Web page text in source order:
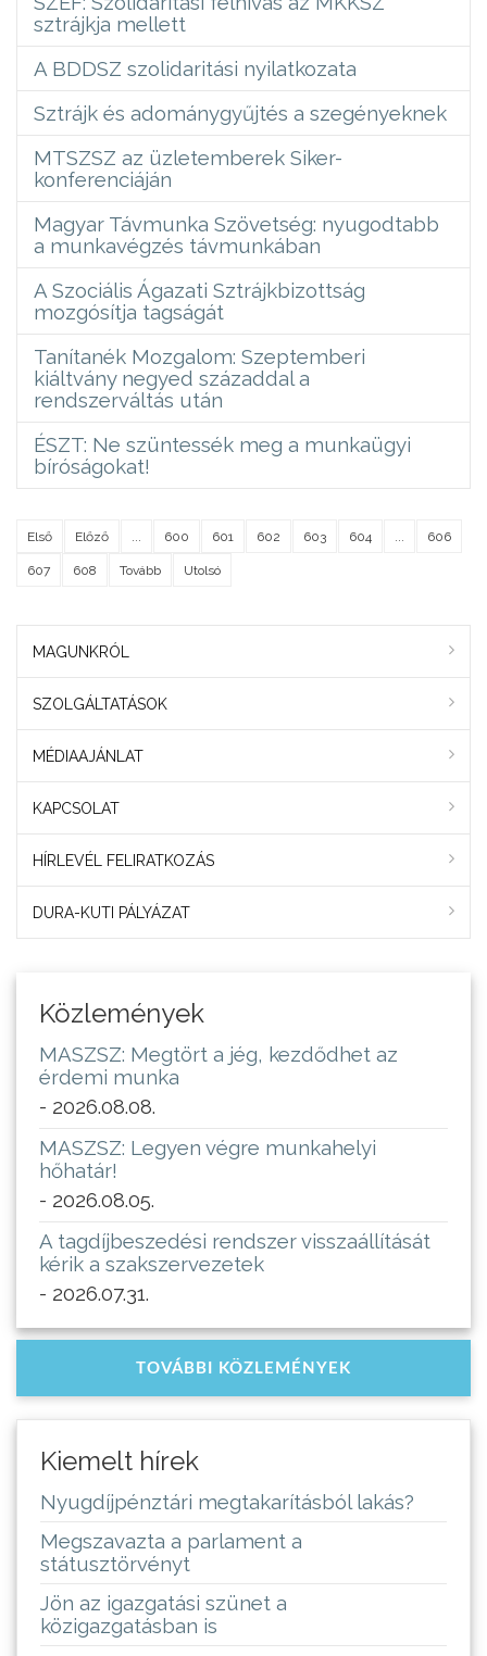
sztrájkja mellett
A BDDSZ szolidaritási nyilatkozata
Sztrájk és adománygyűjtés a szegényeknek
MTSZSZ az üzletemberek Siker-
konferenciáján
Magyar Távmunka Szövetség: nyugodtabb
a munkavégzés távmunkában
A Szociális Ágazati Sztrájkbizottság
mozgósítja tagságát
Tanítanék Mozgalom: Szeptemberi
kiáltvány negyed századdal a
rendszerváltás után
ÉSZT: Ne szüntessék meg a munkaügyi
bíróságokat!
Első Előző 600 601 602 603 604 606
607 608 Tovább Utolsó
MAGUNKRÓL
SZOLGÁLTATÁSOK
MÉDIAAJÁNLAT
KAPCSOLAT
HÍRLEVÉL FELIRATKOZÁS
DURA-KUTI PÁLYÁZAT
Közlemények
MASZSZ: Megtört a jég, kezdődhet az
érdemi munka
- 2026.08.08.
MASZSZ: Legyen végre munkahelyi
hőhatár!
- 2026.08.05.
A tagdíjbeszedési rendszer visszaállítását
kérik a szakszervezetek
- 2026.07.31.
TOVÁBBI KÖZLEMÉNYEK
Kiemelt hírek
Nyugdíjpénztári megtakarításból lakás?
Megszavazta a parlament a
státusztörvényt
Jön az igazgatási szünet a
közigazgatásban is